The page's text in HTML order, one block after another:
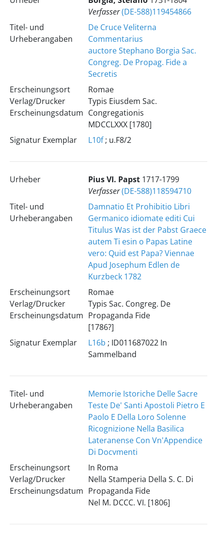
Verfasser(DE-588)119454866
Titel- und
Urheberangaben
De Cruce Veliterna
Commentarius
auctore Stephano Borgia Sac.
Congreg. De Propag. Fide a
Secretis
Erscheinungsort
Verlag/Drucker
Erscheinungsdatum
Romae
Typis Eiusdem Sac.
Congregationis
MDCCLXXX [1780]
Signatur Exemplar
L10f; u.F8/2
Urheber PiusVI. Papst 1717-1799
Verfasser(DE-588)118594710
Titel- und
Urheberangaben
Damnatio Et Prohibitio Libri
Germanico idiomate editi Cui
Titulus Was ist der Pabst Graece
autem Ti esin o Papas Latine
vero: Quid est Papa? Viennae
Apud Josephum Edlen de
Kurzbeck 1782
Erscheinungsort
Verlag/Drucker
Erscheinungsdatum
Romae
Typis Sac. Congreg. De
Propaganda Fide
[1786?]
Signatur Exemplar
L16b ; ID011687022 In
Sammelband
Titel- und
Urheberangaben
Memorie Istoriche Delle Sacre
Teste De' Santi Apostoli Pietro E
Paolo E Della Loro Solenne
Ricognizione Nella Basilica
Lateranense Con Vn'Appendice
Di Docvmenti
Erscheinungsort
Verlag/Drucker
Erscheinungsdatum
In Roma
Nella Stamperia Della S. C. Di
Propaganda Fide
Nel M. DCCC. VI. [1806]